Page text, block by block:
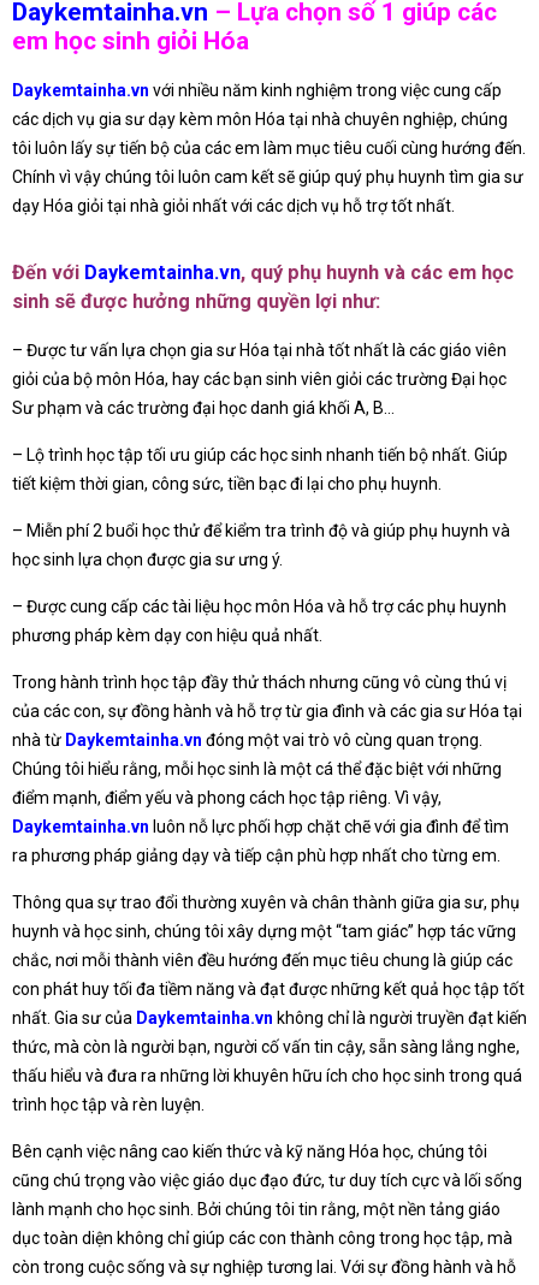
Daykemtainha.vn – Lựa chọn số 1 giúp các
em học sinh giỏi Hóa
Daykemtainha.vn với nhiều năm kinh nghiệm trong việc cung cấp
các dịch vụ gia sư dạy kèm môn Hóa tại nhà chuyên nghiệp, chúng
tôi luôn lấy sự tiến bộ của các em làm mục tiêu cuối cùng hướng đến.
Chính vì vậy chúng tôi luôn cam kết sẽ giúp quý phụ huynh tìm gia sư
dạy Hóa giỏi tại nhà giỏi nhất với các dịch vụ hỗ trợ tốt nhất.
Đến với Daykemtainha.vn, quý phụ huynh và các em học
sinh sẽ được hưởng những quyền lợi như:
– Được tư vấn lựa chọn gia sư Hóa tại nhà tốt nhất là các giáo viên
giỏi của bộ môn Hóa, hay các bạn sinh viên giỏi các trường Đại học
Sư phạm và các trường đại học danh giá khối A, B…
– Lộ trình học tập tối ưu giúp các học sinh nhanh tiến bộ nhất. Giúp
tiết kiệm thời gian, công sức, tiền bạc đi lại cho phụ huynh.
– Miễn phí 2 buổi học thử để kiểm tra trình độ và giúp phụ huynh và
học sinh lựa chọn được gia sư ưng ý.
– Được cung cấp các tài liệu học môn Hóa và hỗ trợ các phụ huynh
phương pháp kèm dạy con hiệu quả nhất.
Trong hành trình học tập đầy thử thách nhưng cũng vô cùng thú vị
của các con, sự đồng hành và hỗ trợ từ gia đình và các gia sư Hóa tại
nhà từ Daykemtainha.vn đóng một vai trò vô cùng quan trọng.
Chúng tôi hiểu rằng, mỗi học sinh là một cá thể đặc biệt với những
điểm mạnh, điểm yếu và phong cách học tập riêng. Vì vậy,
Daykemtainha.vn luôn nỗ lực phối hợp chặt chẽ với gia đình để tìm
ra phương pháp giảng dạy và tiếp cận phù hợp nhất cho từng em.
Thông qua sự trao đổi thường xuyên và chân thành giữa gia sư, phụ
huynh và học sinh, chúng tôi xây dựng một “tam giác” hợp tác vững
chắc, nơi mỗi thành viên đều hướng đến mục tiêu chung là giúp các
con phát huy tối đa tiềm năng và đạt được những kết quả học tập tốt
nhất. Gia sư của Daykemtainha.vn không chỉ là người truyền đạt kiến
thức, mà còn là người bạn, người cố vấn tin cậy, sẵn sàng lắng nghe,
thấu hiểu và đưa ra những lời khuyên hữu ích cho học sinh trong quá
trình học tập và rèn luyện.
Bên cạnh việc nâng cao kiến thức và kỹ năng Hóa học, chúng tôi
cũng chú trọng vào việc giáo dục đạo đức, tư duy tích cực và lối sống
lành mạnh cho học sinh. Bởi chúng tôi tin rằng, một nền tảng giáo
dục toàn diện không chỉ giúp các con thành công trong học tập, mà
còn trong cuộc sống và sự nghiệp tương lai. Với sự đồng hành và hỗ